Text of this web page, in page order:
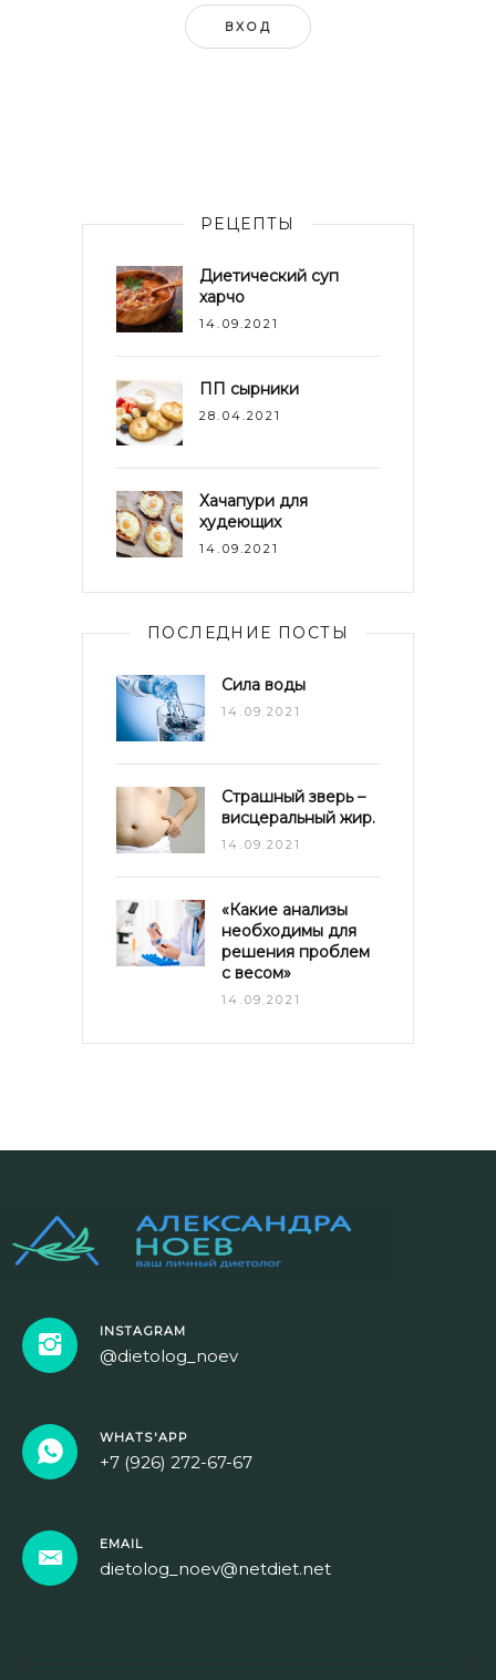
ВХОД
РЕЦЕПТЫ
Диетический суп
харчо
14.09.2021
ПП сырники
28.04.2021
Хачапури для
худеющих
14.09.2021
ПОСЛЕДНИЕ ПОСТЫ
Сила воды
14.09.2021
Страшный зверь –
висцеральный жир.
14.09.2021
«Какие анализы
необходимы для
решения проблем
с весом»
14.09.2021
INSTAGRAM
@dietolog_noev
WHATS'APP
+7 (926) 272-67-67
EMAIL
dietolog_noev@netdiet.net